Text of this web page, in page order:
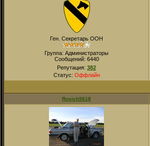
Ген. Секретарь ООН
Группа: Администраторы
Сообщений: 6440
Репутация: 382
Статус: Оффлайн
Rosich5618